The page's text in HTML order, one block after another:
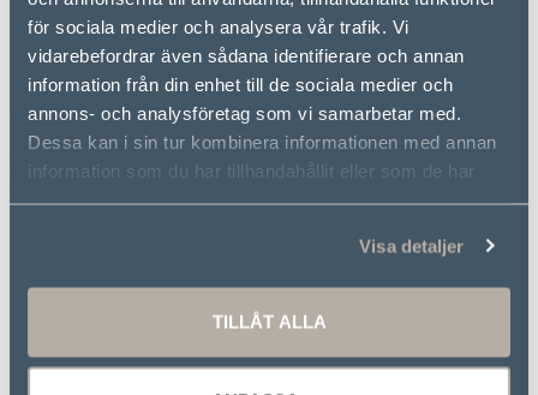
för sociala medier och analysera vår trafik. Vi
vidarebefordrar även sådana identifierare och annan
information från din enhet till de sociala medier och
annons- och analysföretag som vi samarbetar med.
Dessa kan i sin tur kombinera informationen med annan
information som du har tillhandahållit eller som de har
samlat in när du har använt deras tjänster.
Visa detaljer
TILLÅT ALLA
TRYGG HUSTILLVERKARE
erfarenhet och hög kvalitet.
LÄS MER